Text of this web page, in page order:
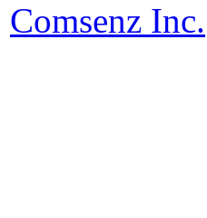
Comsenz Inc.